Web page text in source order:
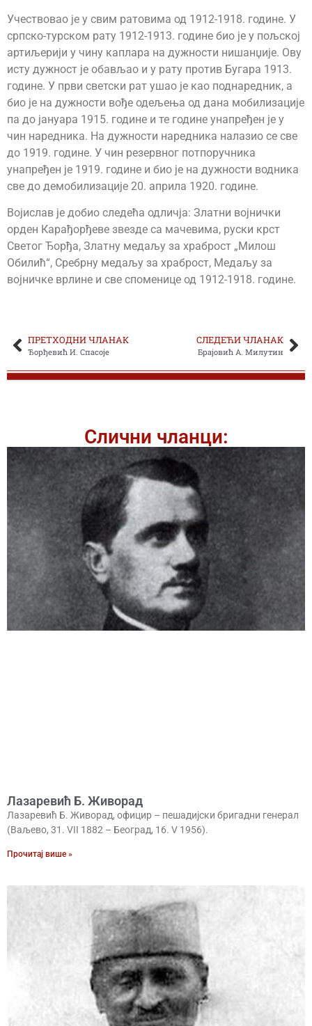
Учествовао је у свим ратовима од 1912-1918. године. У
српско-турском рату 1912-1913. године био је у пољској
артиљерији у чину каплара на дужности нишанџије. Ову
исту дужност је обављао и у рату против Бугара 1913.
године. У први светски рат ушао је као поднаредник, а
био је на дужности вође одељења од дана мобилизације
па до јануара 1915. године и те године унапређен је у
чин наредника. На дужности наредника налазио се све
до 1919. године. У чин резервног потпоручника
унапређен је 1919. године и био је на дужности водника
све до демобилизације 20. априла 1920. године.
Војислав је добио следећа одличја: Златни војнички
орден Карађорђеве звезде са мачевима, руски крст
Светог Ђорђа, Златну медаљу за храброст „Милош
Обилић“, Сребрну медаљу за храброст, Медаљу за
војничке врлине и све споменице од 1912-1918. године.
ПРЕТХОДНИ ЧЛАНАК
Ђорђевић И. Спасоје
СЛЕДЕЋИ ЧЛАНАК
Брајовић А. Милутин
Слични чланци:
Лазаревић Б. Живорад
Лазаревић Б. Живорад, официр – пешадијски бригадни генерал
(Ваљево, 31. VII 1882 – Београд, 16. V 1956).
Прочитај више »